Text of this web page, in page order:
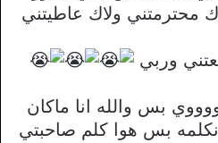
محترمتني ولاك عاطيتني
وربي
بس والله انا ماكان
بس هوا كلم صاحبتي